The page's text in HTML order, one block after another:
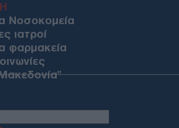
Νοσοκομεία
ιατροί
φαρμακεία